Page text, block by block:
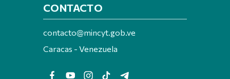
CONTACTO
contacto@mincyt.gob.ve
Caracas - Venezuela